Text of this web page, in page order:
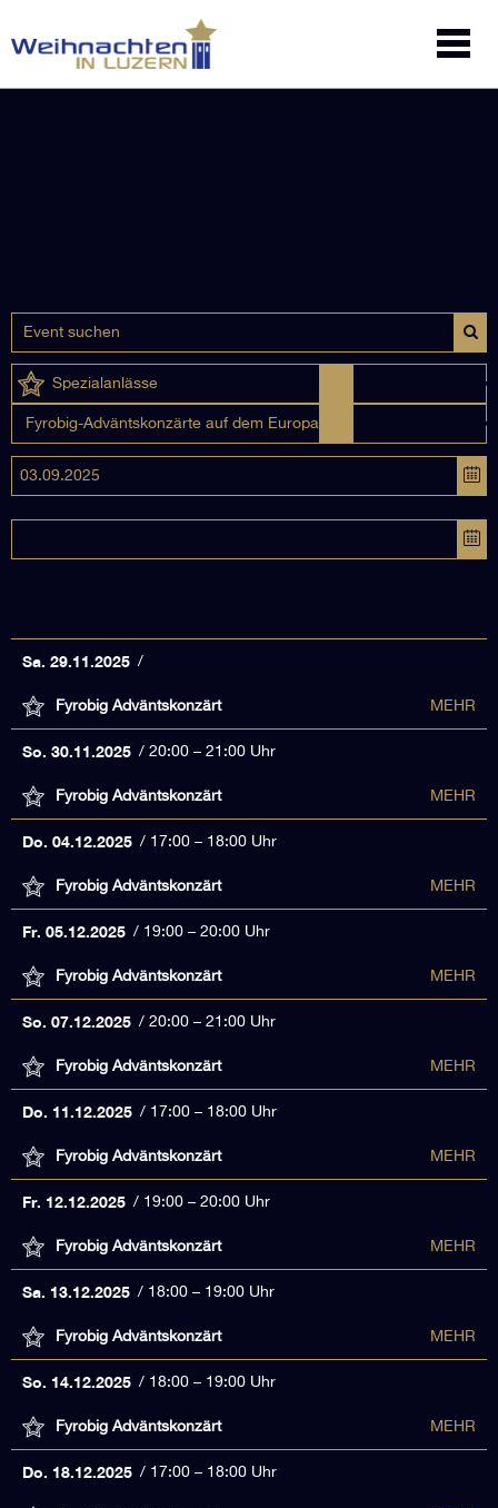
Spezialanlässe
Fyrobig-Adväntskonzärte auf dem Europaplatz
Sa. 29.11.2025
Fyrobig Adväntskonzärt MEHR
So. 30.11.2025 20:00 – 21:00 Uhr
Fyrobig Adväntskonzärt MEHR
Do. 04.12.2025 17:00 – 18:00 Uhr
Fyrobig Adväntskonzärt MEHR
Fr. 05.12.2025 19:00 – 20:00 Uhr
Fyrobig Adväntskonzärt MEHR
So. 07.12.2025 20:00 – 21:00 Uhr
Fyrobig Adväntskonzärt MEHR
Do. 11.12.2025 17:00 – 18:00 Uhr
Fyrobig Adväntskonzärt MEHR
Fr. 12.12.2025 19:00 – 20:00 Uhr
Fyrobig Adväntskonzärt MEHR
Sa. 13.12.2025 18:00 – 19:00 Uhr
Fyrobig Adväntskonzärt MEHR
So. 14.12.2025 18:00 – 19:00 Uhr
Fyrobig Adväntskonzärt MEHR
Do. 18.12.2025 17:00 – 18:00 Uhr